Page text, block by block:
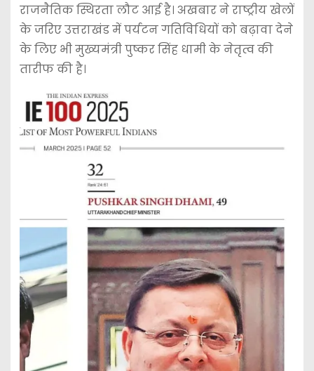
राजनैतिक स्थिरता लौट आई है। अखबार ने राष्ट्रीय खेलों
के जरिए उत्तराखंड में पर्यटन गतिविधियों को बढ़ावा देने
के लिए भी मुख्यमंत्री पुष्कर सिंह धामी के नेतृत्व की
तारीफ की है।